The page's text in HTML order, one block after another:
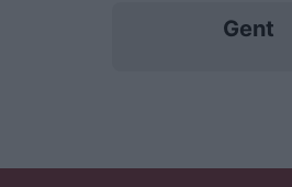
Gent